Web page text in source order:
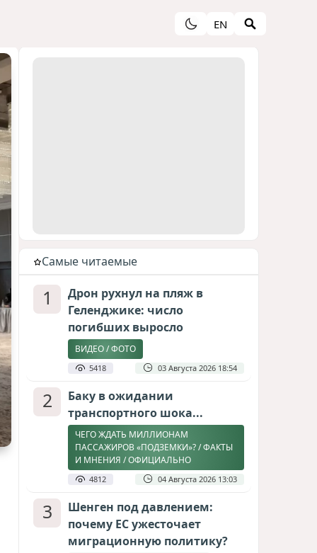
EN
Cамые читаемые
1
Дрон рухнул на пляж в
Геленджике: число
погибших выросло
ВИДЕО / ФОТО
5418 03 Августа 2026 18:54
2
Баку в ожидании
транспортного шока...
ЧЕГО ЖДАТЬ МИЛЛИОНАМ
ПАССАЖИРОВ «ПОДЗЕМКИ»? / ФАКТЫ
И МНЕНИЯ / ОФИЦИАЛЬНО
4812 04 Августа 2026 13:03
3
Шенген под давлением:
почему ЕС ужесточает
миграционную политику?